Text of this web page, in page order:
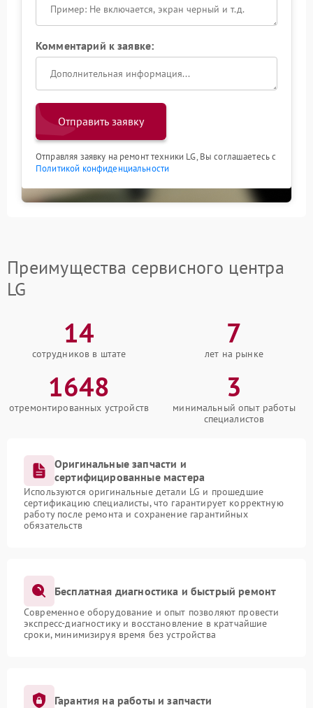
Комментарий к заявке:
Отправить заявку
Отправляя заявку на ремонт техники LG, Вы соглашаетесь с
Политикой конфиденциальности
Преимущества сервисного центра
LG
14
сотрудников в штате
7
лет на рынке
1648
отремонтированных устройств
3
минимальный опыт работы
специалистов
Оригинальные запчасти и
сертифицированные мастера
Используются оригинальные детали LG и прошедшие
сертификацию специалисты, что гарантирует корректную
работу после ремонта и сохранение гарантийных
обязательств
Бесплатная диагностика и быстрый ремонт
Современное оборудование и опыт позволяют провести
экспресс-диагностику и восстановление в кратчайшие
сроки, минимизируя время без устройства
Гарантия на работы и запчасти